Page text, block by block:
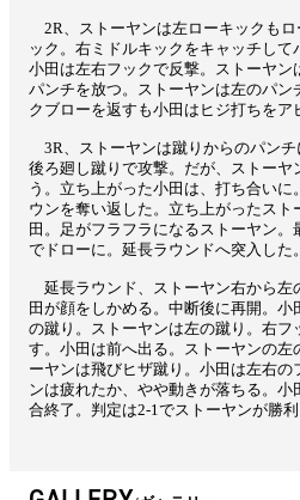
2R、ストーヤンは左ローキックも
ック。右ミドルキックをキャッチして
小田は左右フックで反撃。ストーヤ
パンチを放つ。ストーヤンは左のパン
クブローを返すも小田はヒジ打ちをア
3R、ストーヤンは蹴りからのパン
後ろ廻し蹴りで攻撃。だが、ストーヤ
う。立ち上がった小田は、打ち合い
ウンを奪い返した。立ち上がったス
田。足がフラフラになるストーヤン
でドローに。延長ラウンドへ突入した。
延長ラウンド、ストーヤン右から左
田が顔をしかめる。中断後に再開。
の蹴り。ストーヤンは左の蹴り。右フ
す。小田は前へ出る。ストーヤンの左
ーヤンは飛びヒザ蹴り。小田は左右の
ンは疲れたか、やや動きが落ちる。
合終了。判定は2-1でストーヤンが勝利